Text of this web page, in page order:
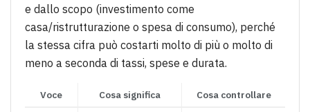
e dallo scopo (investimento come
casa/ristrutturazione o spesa di consumo), perché
la stessa cifra può costarti molto di più o molto di
meno a seconda di tassi, spese e durata.
Voce Cosa significa
Cosa controllare